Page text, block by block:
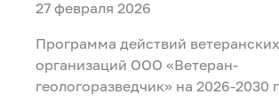
27 февраля 2026
Программа действий ветеранских
организаций ООО «Ветеран-
геологоразведчик» на 2026-2030